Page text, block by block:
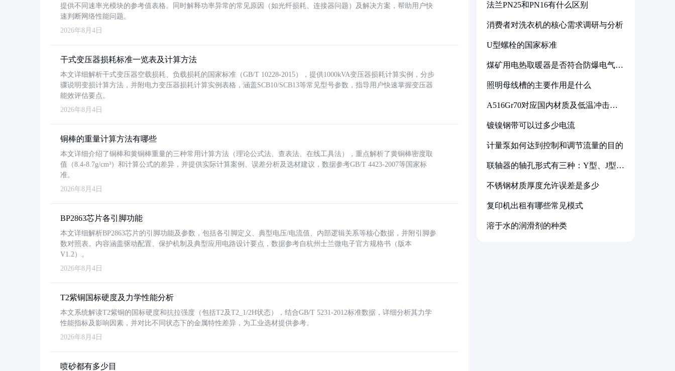
提供不同速率光模块的参考值表格。同时解释功率异常的常见原因（如光纤损耗、连接器问题）及解决方案，帮助用户快
速判断网络性能问题。
2026年8月4日
干式变压器损耗标准一览表及计算方法
本文详细解析干式变压器空载损耗、负载损耗的国家标准（GB/T 10228-2015），提供1000kVA变压器损耗计算实例，分步
骤说明变损计算方法，并附电力变压器损耗计算实例表格，涵盖SCB10/SCB13等常见型号参数，指导用户快速掌握变压器
能效评估要点。
2026年8月4日
铜棒的重量计算方法有哪些
本文详细介绍了铜棒和黄铜棒重量的三种常用计算方法（理论公式法、查表法、在线工具法），重点解析了黄铜棒密度取
值（8.4-8.7g/cm³）和计算公式的差异，并提供实际计算案例、误差分析及选材建议，数据参考GB/T 4423-2007等国家标
准。
2026年8月4日
BP2863芯片各引脚功能
本文详细解析BP2863芯片的引脚功能及参数，包括各引脚定义、典型电压/电流值、内部逻辑关系等核心数据，并附引脚参
数对照表。内容涵盖驱动配置、保护机制及典型应用电路设计要点，数据参考自杭州士兰微电子官方规格书（版本
V1.2）。
2026年8月4日
T2紫铜国标硬度及力学性能分析
本文系统解读T2紫铜的国标硬度和抗拉强度（包括T2及T2_1/2H状态），结合GB/T 5231-2012标准数据，详细分析其力学
性能指标及影响因素，并对比不同状态下的金属特性差异，为工业选材提供参考。
2026年8月4日
喷砂都有多少目
法兰PN25和PN16有什么区别
消费者对洗衣机的核心需求调研与分析
U型螺栓的国家标准
煤矿用电热取暖器是否符合防爆电气设
照明母线槽的主要作用是什么
A516Gr70对应国内材质及低温冲击要
镀镍钢带可以过多少电流
计量泵如何达到控制和调节流量的目的
联轴器的轴孔形式有三种：Y型、J型、
不锈钢材质厚度允许误差是多少
复印机出租有哪些常见模式
溶于水的润滑剂的种类